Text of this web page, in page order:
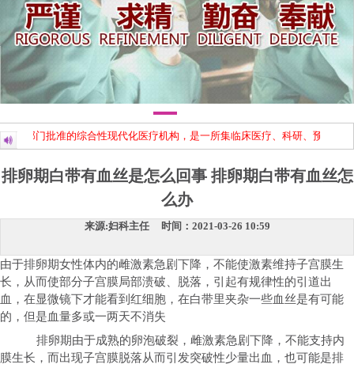
生部门批准的综合性现代化医疗机构，是一所集临床医疗、科研、预防、
排卵期白带有血丝是怎么回事 排卵期白带有血丝怎
么办
来源:妇科主任 时间：2021-03-26 10:59
由于排卵期女性体内的雌激素急剧下降，不能使激素维持子宫膜生
长，从而使部分子宫膜局部溃破、脱落，引起有规律性的引道出
血，在显微镜下才能看到红细胞，在白带里夹杂一些血丝是有可能
的，但是血量多或一两天不消失
排卵期由于成熟的卵泡破裂，雌激素急剧下降，不能支持内
膜生长，而出现子宫膜脱落从而引发突破性少量出血，也可能是排